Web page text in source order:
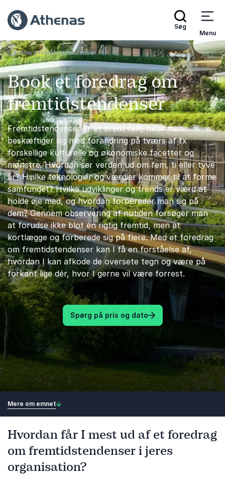
Søg
Menu
Tilbage til forsiden
Emner Fremtidstendenser
Book et foredrag om
fremtidstendenser
Fremtidstendenser er et bredt felt, hvor man
beskæftiger sig med forandring på tværs af fx
forskellige kulturelle og økonomiske facetter og
mønstre. Hvordan ser verden ud om fem, ti eller tyve
år? Hvilke teknologier og værdier kommer til at forme
samfundet? Hvilke udviklinger og trends er værd at
holde øje med, og hvordan forbereder man sig på
dem? Gennem observering af nutiden forsøger man
at forudse ikke blot én rigtig fremtid, men at
kortlægge og forberede sig på flere. Med et foredrag
om fremtidstendenser kan I få en forståelse af,
hvordan I kan afkode de oversete tegn og være på
forkant lige dér, hvor I gerne vil være forrest.
Spørg på pris og dato
Mere om emnet
Hvordan får I mest ud af et foredrag
om fremtidstendenser i jeres
organisation?